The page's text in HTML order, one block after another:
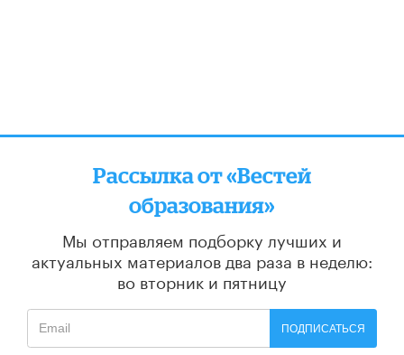
Рассылка от «Вестей
образования»
Мы отправляем подборку лучших и
актуальных материалов два раза в неделю:
во вторник и пятницу
ПОДПИСАТЬСЯ